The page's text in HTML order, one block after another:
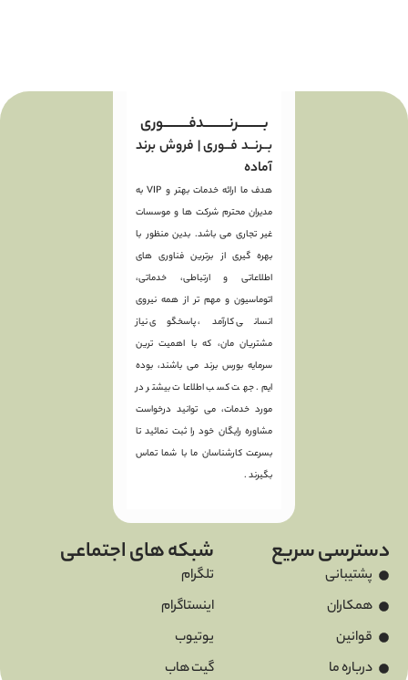
بـــــــــرنـــــــــدفـــــــــوری
بــرنــد فــوری | فروش برند
آماده
هدف ما ارائه خدمات بهتر و VIP به
مدیران محترم شرکت ها و موسسات
غیر تجاری می باشد. بدین منظور با
بهره گیری از برترین فناوری های
اطلاعاتی و ارتباطی، خدماتی،
اتوماسیون و مهم تر از همه نیروی
انسانی کارآمد، پاسخگوی نیاز
مشتریان مان، که با اهمیت ترین
سرمایه بورس برند می باشند، بوده
ایم. جهت کسب اطلاعات بیشتر در
مورد خدمات، می توانید درخواست
مشاوره رایگان خود را ثبت نمائید تا
بسرعت کارشناسان ما با شما تماس
بگیرند .
دسترسی سریع
پشتیبانی
همکاران
قوانین
درباره ما
شبکه های اجتماعی
تلگرام
اینستاگرام
یوتیوب
گیت هاب